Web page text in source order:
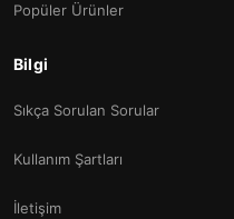
Popüler Ürünler
Bilgi
Sıkça Sorulan Sorular
Kullanım Şartları
İletişim